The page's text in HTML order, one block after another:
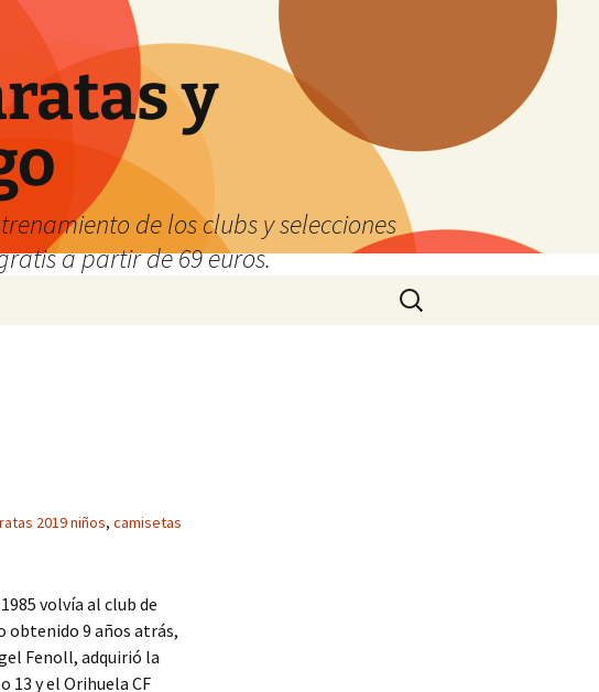
y
de los clubs y selecciones
a partir de 69 euros.
Buscar:
2019 niños, camisetas
volvía al club de
obtenido 9 años atrás,
Fenoll, adquirió la
13 y el Orihuela CF